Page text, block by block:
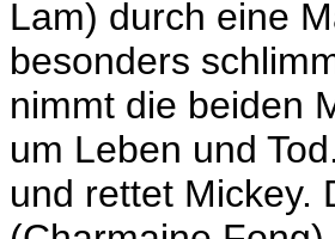
Lam) durch eine
besonders
nimmt die beiden
um Leben und
und rettet Mickey.